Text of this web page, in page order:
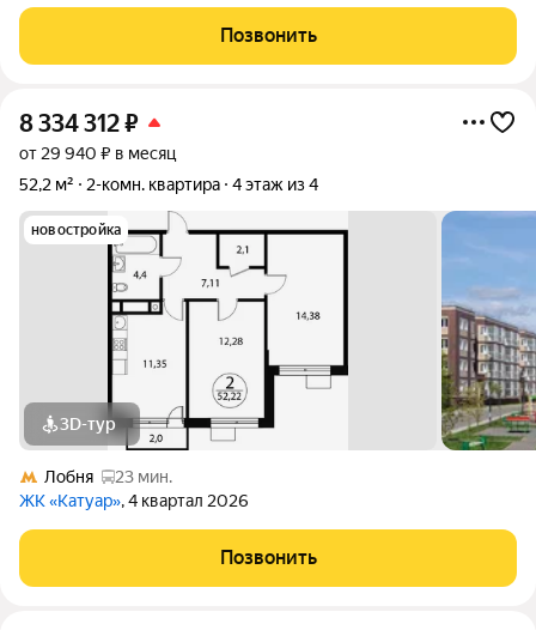
Позвонить
8 334 312₽
от 29 940 ₽ в месяц
52,2 м²
2-комн. квартира 4 этаж из 4
новостройка
3D-тур
Лобня
23 мин.
ЖК «Катуар», 4 квартал 2026
Позвонить